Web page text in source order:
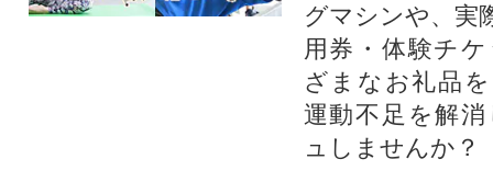
グマシンや、実
用券・体験チ
ざまなお礼品
運動不足を解
ュしませんか？